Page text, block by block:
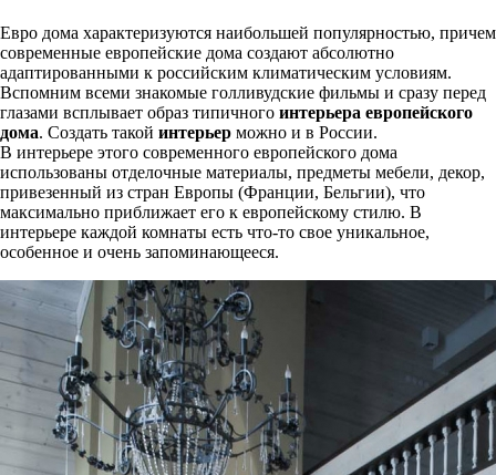
Евро дома характеризуются наибольшей популярностью, причем
современные европейские дома создают абсолютно
адаптированными к российским климатическим условиям.
Вспомним всеми знакомые голливудские фильмы и сразу перед
глазами всплывает образ типичного интерьера европейского
дома. Создать такой интерьер можно и в России.
В интерьере этого современного европейского дома
использованы отделочные материалы, предметы мебели, декор,
привезенный из стран Европы (Франции, Бельгии), что
максимально приближает его к европейскому стилю. В
интерьере каждой комнаты есть что-то свое уникальное,
особенное и очень запоминающееся.